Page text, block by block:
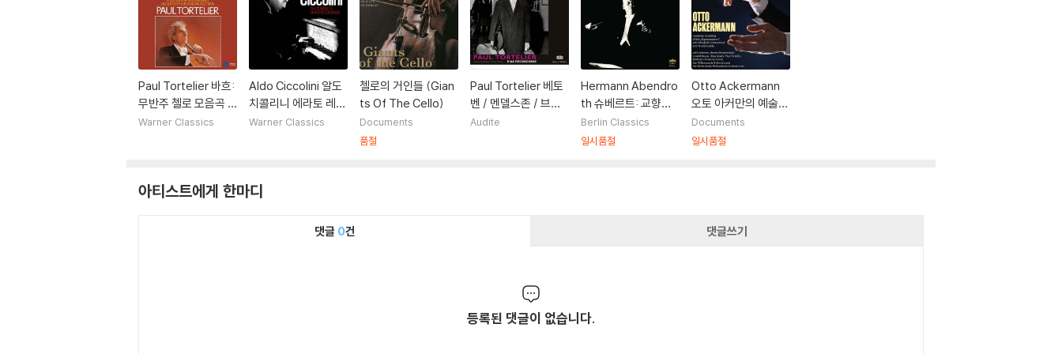
Paul Tortelier 바흐:
무반주 첼로 모음곡 1
-6번 (Bach: 6 Cello
Warner Classics
Aldo Ciccolini 알도
치콜리니 에라토 레이
블 녹음 전집 (The C
Warner Classics
첼로의 거인들 (Gian
ts Of The Cello)
Documents
품절
Paul Tortelier 베토
벤 / 멘델스존 / 브람
스 / 포레: 첼로 소나
Audite
Hermann Abendro
th 슈베르트: 교향곡
8번 '미완성', 9번 '그
레이트' / 슈만: 피아
Berlin Classics
일시품절
Otto Ackermann
오토 아커만의 예술
(Milestones of a C
onductor Legend)
Documents
일시품절
아티스트에게 한마디
댓글 0건 댓글쓰기
등록된 댓글이 없습니다.